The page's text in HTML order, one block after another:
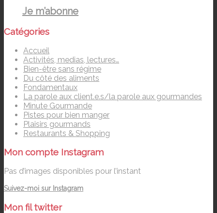
Je m’abonne
Catégories
Accueil
Activités, medias, lectures…
Bien-être sans régime
Du côté des aliments
Fondamentaux
La parole aux client.e.s/la parole aux gourmandes
Minute Gourmande
Pistes pour bien manger
Plaisirs gourmands
Restaurants & Shopping
Mon compte Instagram
Pas d’images disponibles pour l’instant
Suivez-moi sur Instagram
Mon fil twitter